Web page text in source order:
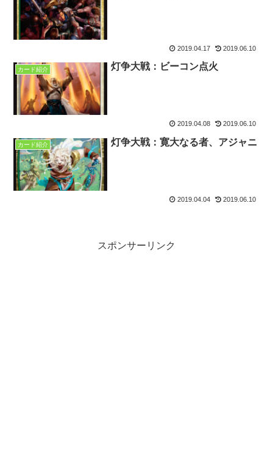
2019.04.17 2019.06.10
カード紹介 灯争大戦：ビーコン点火
2019.04.08 2019.06.10
カード紹介 灯争大戦：寛大なる者、アジャニ
2019.04.04 2019.06.10
スポンサーリンク